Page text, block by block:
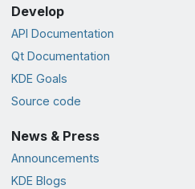
Develop
API Documentation
Qt Documentation
KDE Goals
Source code
News & Press
Announcements
KDE Blogs